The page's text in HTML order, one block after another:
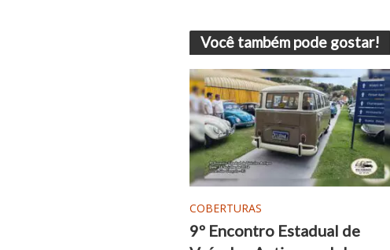
Você também pode gostar!
COBERTURAS
9º Encontro Estadual de